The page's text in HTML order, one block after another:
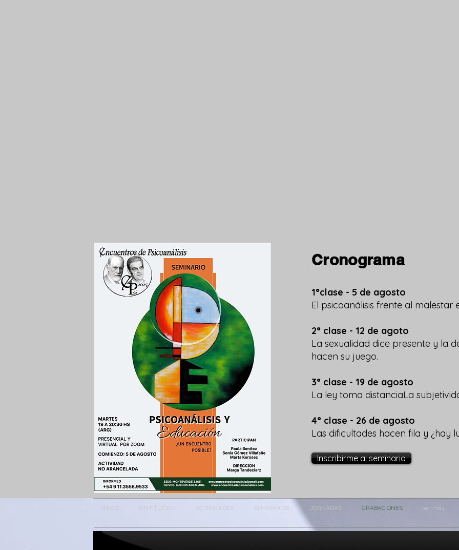
Cronograma
1°clase - 5 de agosto
El psicoanálisis frente al malestar
2° clase - 12 de agoto
La sexualidad dice presente y la
hacen su juego.
3° clase - 19 de agosto
La ley toma distanciaLa
4° clase - 26 de agosto
Las dificultades hacen fila y ¿hay
Inscribirme al seminario
INICIO INSTITUCION ACTIVIDADES SEMINARIOS JORNADAS GRABACIONES ver más